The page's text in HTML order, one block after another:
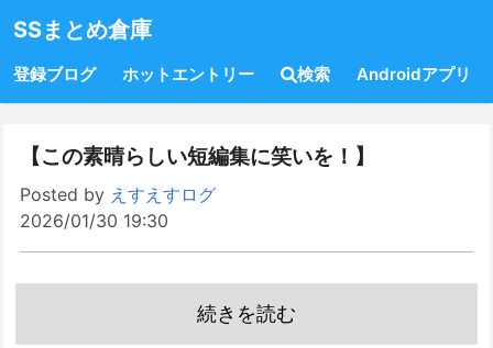
SSまとめ倉庫
登録ブログ ホットエントリー 検索 Androidアプリ
【この素晴らしい短編集に笑いを！】
Posted by えすえすログ
2026/01/30 19:30
続きを読む